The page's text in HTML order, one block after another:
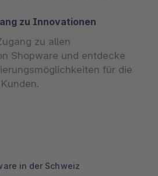
zu Innovationen
zu allen
Shopware und entdecke
für die
in der Schweiz